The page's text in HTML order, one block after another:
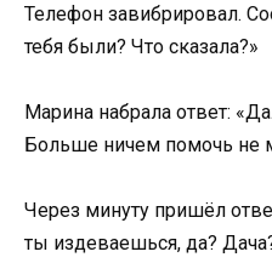
Телефон завибрировал.
тебя были? Что сказала?»
Марина набрала ответ:
Больше ничем помочь не
Через минуту пришёл
ты издеваешься, да?